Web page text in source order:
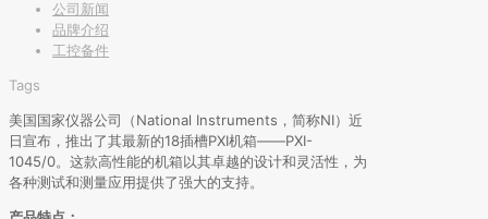
公司新闻
品牌介绍
工控备件
Tags
美国国家仪器公司（National Instruments，简称NI）近
日宣布，推出了其最新的18插槽PXI机箱——PXI-
1045/0。这款高性能的机箱以其卓越的设计和灵活性，为
各种测试和测量应用提供了强大的支持。